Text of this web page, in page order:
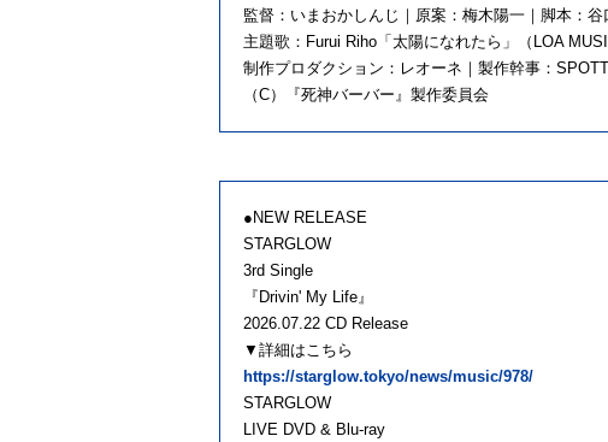
監督：いまおかしんじ｜原案：梅木陽一｜脚本：谷
主題歌：Furui Riho「太陽になれたら」（LOA
制作プロダクション：レオーネ｜製作幹事：
（C）『死神バーバー』製作委員会
●NEW RELEASE
STARGLOW
3rd Single
『Drivin' My Life』
2026.07.22 CD Release
▼詳細はこちら
https://starglow.tokyo/news/music/978/
STARGLOW
LIVE DVD & Blu-ray